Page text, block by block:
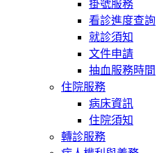
掛號服務
看診進度查詢
就診須知
文件申請
抽血服務時間
住院服務
病床資訊
住院須知
轉診服務